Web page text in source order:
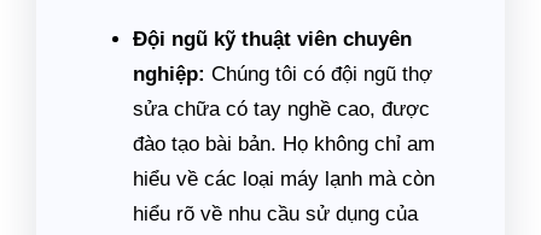
Đội ngũ kỹ thuật viên chuyên
nghiệp: Chúng tôi có đội ngũ thợ
sửa chữa có tay nghề cao, được
đào tạo bài bản. Họ không chỉ am
hiểu về các loại máy lạnh mà còn
hiểu rõ về nhu cầu sử dụng của